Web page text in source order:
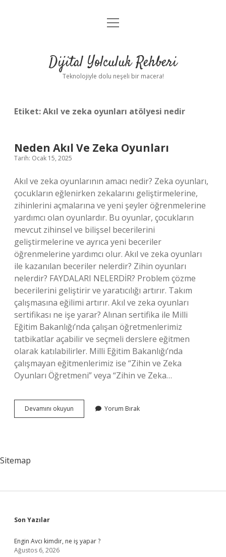
Anasayfa
Yasal Uyarı
menüyü
Dijital Yolculuk Rehberi
Teknolojiyle dolu neşeli bir macera!
Etiket:Akıl ve zeka oyunları atölyesi nedir
Neden Akıl Ve Zeka Oyunları
Tarih: Ocak 15, 2025
Akıl ve zeka oyunlarının amacı nedir? Zeka oyunları,
çocukların eğlenirken zekalarını geliştirmelerine,
zihinlerini açmalarına ve yeni şeyler öğrenmelerine
yardımcı olan oyunlardır. Bu oyunlar, çocukların
mevcut zihinsel ve bilişsel becerilerini
geliştirmelerine ve ayrıca yeni beceriler
öğrenmelerine yardımcı olur. Akıl ve zeka oyunları
ile kazanılan beceriler nelerdir? Zihin oyunları
nelerdir? FAYDALARI NELERDİR? Problem çözme
becerilerini geliştirir ve yaratıcılığı artırır. Takım
çalışmasına eğilimi artırır. Akıl ve zeka oyunları
sertifikası ne işe yarar? Alınan sertifika ile Milli
Eğitim Bakanlığı’nda çalışan öğretmenlerimiz
tatbikatlar açabilir ve seçmeli derslere eğitmen
olarak katılabilirler. Milli Eğitim Bakanlığı’nda
çalışmayan eğitmenlerimiz ise “Zihin ve Zeka
Oyunları Öğretmeni” veya “Zihin ve Zeka…
Devamını okuyun
Akıl
Yorum Bırak
Sitemap
Sidebar
Son Yazılar
Engin Avcı kimdir, ne iş yapar ?
Ağustos 6, 2026